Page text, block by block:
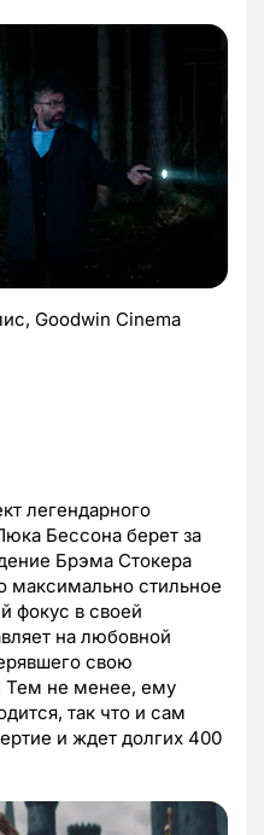
Goodwin Cinema
легендарного
Бессона берет за
Брэма Стокера
максимально стильное
фокус в своей
на любовной
свою
Тем не менее, ему
так что и сам
и ждет долгих 400